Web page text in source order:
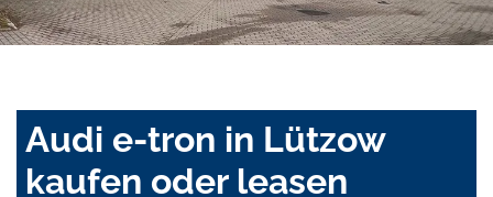
Audi e-tron in Lützow
kaufen oder leasen